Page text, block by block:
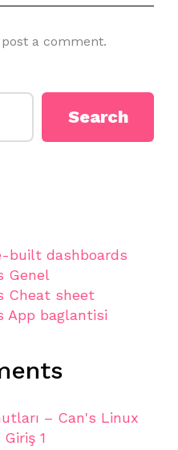
a comment.
Search
built dashboards
Genel
Cheat sheet
App baglantisi
– Can's Linux
1